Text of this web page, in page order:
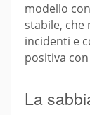
modello
stabile, che
incidenti e
positiva con
La